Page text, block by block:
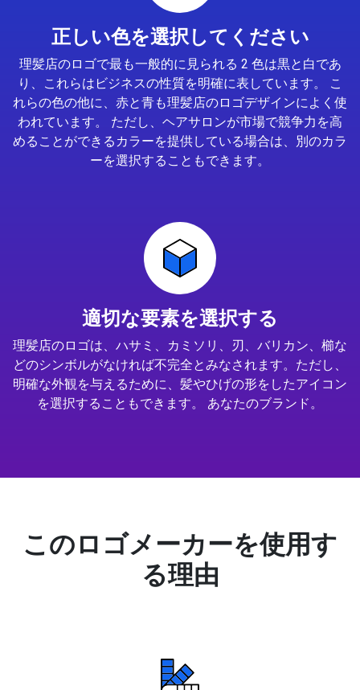
正しい色を選択してください
理髪店のロゴで最も一般的に見られる 2 色は黒と白であ
り、これらはビジネスの性質を明確に表しています。 こ
れらの色の他に、赤と青も理髪店のロゴデザインによく使
われています。 ただし、ヘアサロンが市場で競争力を高
めることができるカラーを提供している場合は、別のカラ
ーを選択することもできます。
適切な要素を選択する
理髪店のロゴは、ハサミ、カミソリ、刃、バリカン、櫛な
どのシンボルがなければ不完全とみなされます。ただし、
明確な外観を与えるために、髪やひげの形をしたアイコン
を選択することもできます。 あなたのブランド。
このロゴメーカーを使用す
る理由